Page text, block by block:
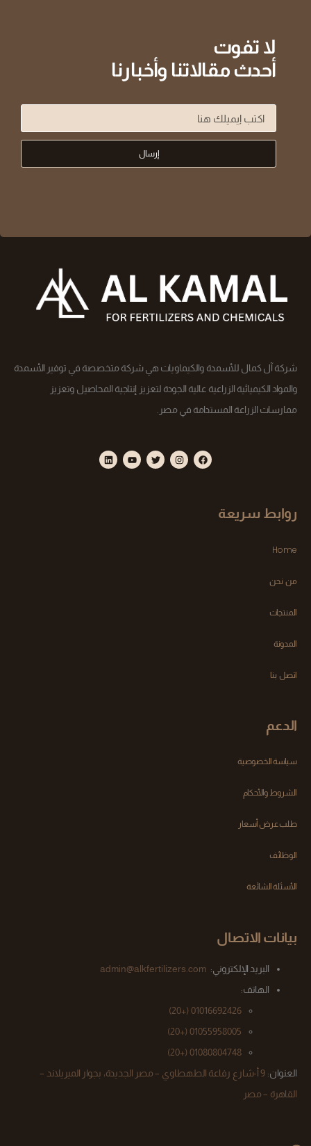
لا تفوت
أحدث مقالاتنا وأخبارنا
إرسال
شركة آل كمال للأسمدة والكيماويات هي شركة متخصصة في توفير الأسمدة
والمواد الكيميائية الزراعية عالية الجودة لتعزيز إنتاجية المحاصيل وتعزيز
ممارسات الزراعة المستدامة في مصر.
روابط سريعة
Home
من نحن
المنتجات
المدونة
اتصل بنا
الدعم
سياسة الخصوصية
الشروط والأحكام
طلب عرض أسعار
الوظائف
الأسئلة الشائعة
بيانات الاتصال
البريد الإلكتروني: admin@alkfertilizers.com
الهاتف:
01016692426
(+20)
01055958005 (+20)
01080804748
(+20)
العنوان:
9 أ-شارع رفاعة الطهطاوي – مصر الجديدة، بجوار الميريلاند –
القاهرة – مصر